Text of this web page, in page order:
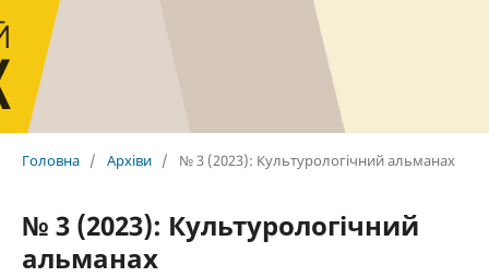
Головна / Архіви / № 3 (2023): Культурологічний альманах
№ 3 (2023): Культурологічний
альманах